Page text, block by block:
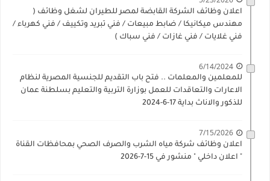
اعلان وظائف الشركة القابضة لمصر للطيران لشغل وظائف (
مهندس ميكانيكا / ضابط مبيعات / فني تبريد وتكييف / فني كهرباء /
فني غلايات / فني غازات / فني سباك )
6/14/2024
للمعلمين والمعلمات .. فتح باب التقديم للجنسية المصرية لنظام
الاعارات والتعاقدات للعمل بوزارة التربية والتعليم بسلطنة عمان
للذكور والاناث بداية 17-6-2024
7/15/2026
اعلان وظائف شركة مياه الشرب والصرف الصحي بمحافظات القناة
" اعلان داخلي " منشور في 15-7-2026